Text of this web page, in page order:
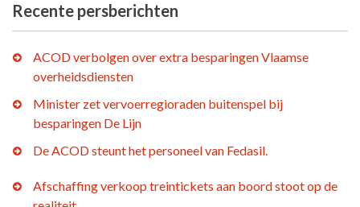
Recente persberichten
ACOD verbolgen over extra besparingen Vlaamse
overheidsdiensten
Minister zet vervoerregioraden buitenspel bij
besparingen De Lijn
De ACOD steunt het personeel van Fedasil.
Afschaffing verkoop treintickets aan boord stoot op de